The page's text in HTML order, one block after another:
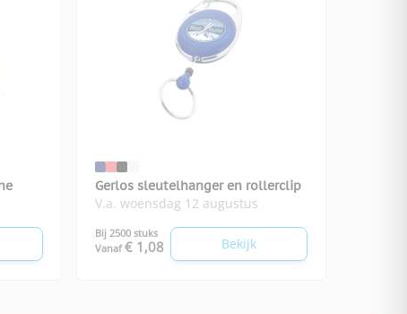
Gerlos sleutelhanger en rollerclip
V.a. woensdag 12 augustus
Bij 2500 stuks
Vanaf € 1,08 Bekijk